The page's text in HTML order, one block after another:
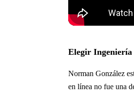
Elegir
Norman González
en línea no fue una